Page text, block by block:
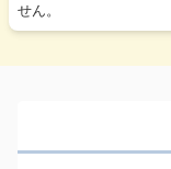
せん。